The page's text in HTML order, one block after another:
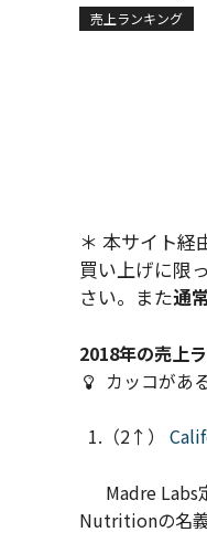
売上ランキング
＊ 本サイト経
買い上げに限
さい。また通
2018年の売上
カッコがあ
1.（2↑）
Madre Labs
Nutritionの名義